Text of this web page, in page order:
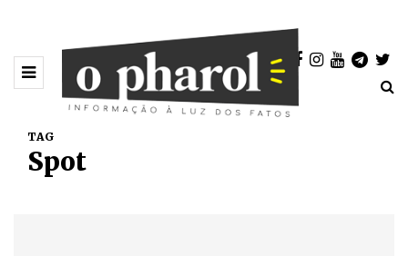
TAG
Spot